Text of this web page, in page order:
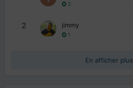
2
2 jimmy
1
En afficher plus